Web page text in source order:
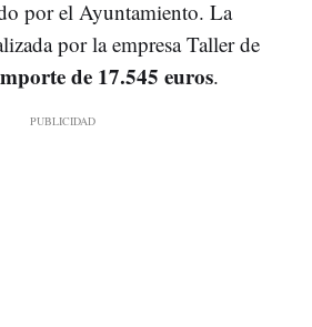
por el Ayuntamiento. La
por la empresa Taller de
de 17.545 euros.